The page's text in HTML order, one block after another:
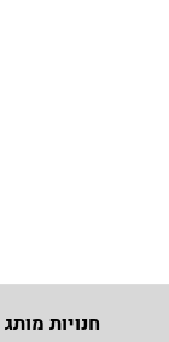
חנויות מותג